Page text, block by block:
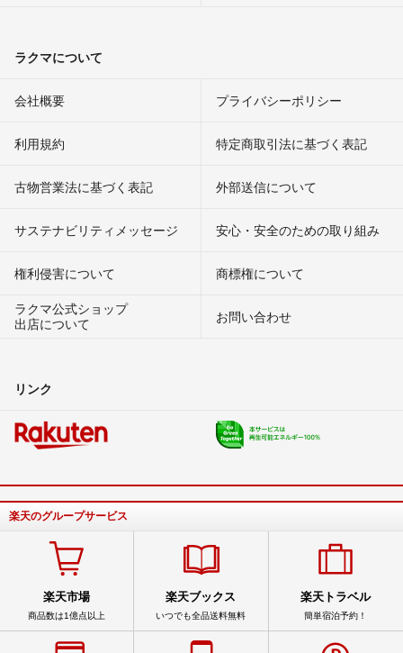
ラクマについて
会社概要 プライバシーポリシー
利用規約 特定商取引法に基づく表記
古物営業法に基づく表記 外部送信について
サステナビリティメッセージ 安心・安全のための取り組み
権利侵害について
商標権について
ラクマ公式ショップ
出店について
お問い合わせ
リンク
楽天のグループサービス
楽天市場
商品数は1億点以上
楽天ブックス
いつでも全品送料無料
楽天トラベル
簡単宿泊予約！